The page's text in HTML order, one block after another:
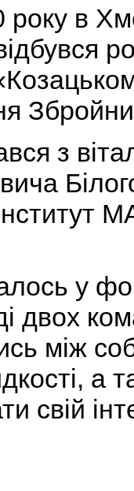
року в
з
у
двох
між
а
свій